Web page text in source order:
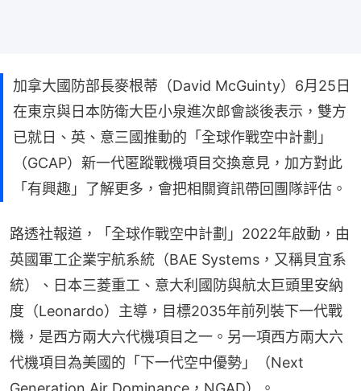
加拿大國防部長麥根蒂（David McGuinty）6月25日
在東京與日本防衛大臣小泉進次郎會談後表示，雙方
已就日、英、意三國推動的「全球作戰空中計劃」
（GCAP）新一代匿蹤戰機項目交換意見，加方對此
「有興趣」了解更多，會把相關資訊帶回團隊評估。
路透社報道，「全球作戰空中計劃」2022年啟動，由
英國軍工企業宇航系統（BAE Systems，又稱貝宜系
統）、日本三菱重工、意大利國防與航太巨頭里安納
度（Leonardo）主導，目標2035年前列裝下一代戰
機，是西方兩大六代機項目之一。另一項西方兩大六
代機項目為美國的「下一代空中優勢」（Next